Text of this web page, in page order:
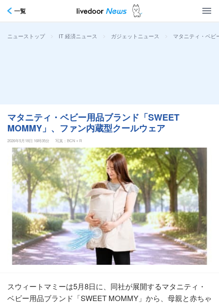
一覧
ニューストップ > IT 経済ニュース > ガジェットニュース > マタニティ・ベビ
マタニティ・ベビー用品ブランド「SWEET
MOMMY」、ファン内蔵型クールウェア
2026年5月18日 16時35分 写真：BCN＋R
スウィートマミーは5月8日に、同社が展開するマタニティ・
ベビー用品ブランド「SWEET MOMMY」から、母親と赤ちゃ